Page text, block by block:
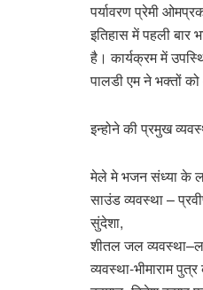
पर्यावरण प्रेमी
इतिहास में पहली बार
है। कार्यक्रम में
पालडी एम ने भक्तों को
इन्होने की प्रमुख
मेले मे भजन संध्या के
साउंड व्यवस्था –
सुंदेशा,
शीतल जल
व्यवस्था-भीमाराम पुत्र